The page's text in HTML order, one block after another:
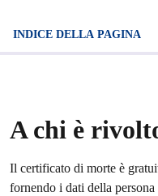
INDICE DELLA PAGINA
A chi è
Il certificato di morte è
fornendo i dati della